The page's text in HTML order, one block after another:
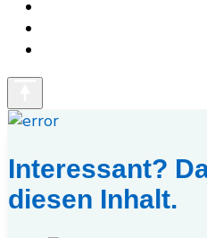
Interessant?
diesen Inhalt.